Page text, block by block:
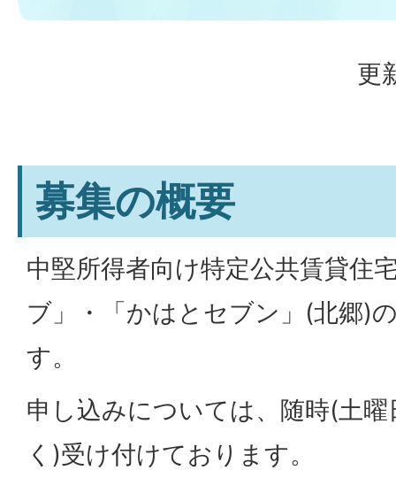
更
募集の概要
中堅所得者向け特定公共賃貸住
ブ」・「かはとセブン」(北郷)
す。
申し込みについては、随時(土
く)受け付けております。